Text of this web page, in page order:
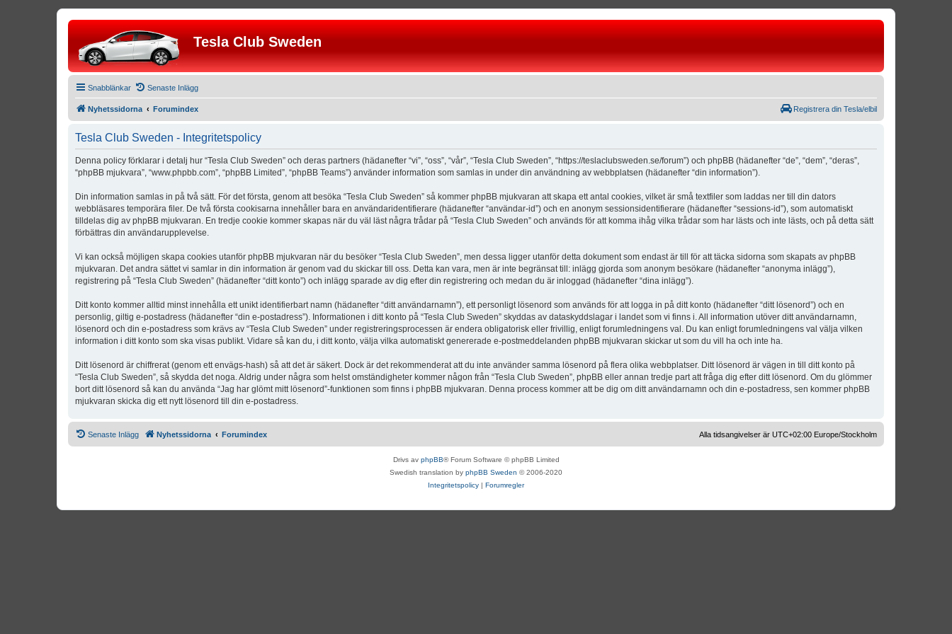
Tesla Club Sweden
Snabblänkar Senaste Inlägg
Nyhetssidorna Forumindex Registrera din Tesla/elbil
Tesla Club Sweden - Integritetspolicy
Denna policy förklarar i detalj hur “Tesla Club Sweden” och deras partners (hädanefter “vi”, “oss”, “vår”, “Tesla Club Sweden”, “https://teslaclubsweden.se/forum”) och phpBB (hädanefter “de”, “dem”, “deras”,
“phpBB mjukvara”, “www.phpbb.com”, “phpBB Limited”, “phpBB Teams”) använder information som samlas in under din användning av webbplatsen (hädanefter “din information”).
Din information samlas in på två sätt. För det första, genom att besöka “Tesla Club Sweden” så kommer phpBB mjukvaran att skapa ett antal cookies, vilket är små textfiler som laddas ner till din dators
webbläsares temporära filer. De två första cookisarna innehåller bara en användaridentifierare (hädanefter “användar-id”) och en anonym sessionsidentifierare (hädanefter “sessions-id”), som automatiskt
tilldelas dig av phpBB mjukvaran. En tredje cookie kommer skapas när du väl läst några trådar på “Tesla Club Sweden” och används för att komma ihåg vilka trådar som har lästs och inte lästs, och på detta sätt
förbättras din användarupplevelse.
Vi kan också möjligen skapa cookies utanför phpBB mjukvaran när du besöker “Tesla Club Sweden”, men dessa ligger utanför detta dokument som endast är till för att täcka sidorna som skapats av phpBB
mjukvaran. Det andra sättet vi samlar in din information är genom vad du skickar till oss. Detta kan vara, men är inte begränsat till: inlägg gjorda som anonym besökare (hädanefter “anonyma inlägg”),
registrering på “Tesla Club Sweden” (hädanefter “ditt konto”) och inlägg sparade av dig efter din registrering och medan du är inloggad (hädanefter “dina inlägg”).
Ditt konto kommer alltid minst innehålla ett unikt identifierbart namn (hädanefter “ditt användarnamn”), ett personligt lösenord som används för att logga in på ditt konto (hädanefter “ditt lösenord”) och en
personlig, giltig e-postadress (hädanefter “din e-postadress”). Informationen i ditt konto på “Tesla Club Sweden” skyddas av dataskyddslagar i landet som vi finns i. All information utöver ditt användarnamn,
lösenord och din e-postadress som krävs av “Tesla Club Sweden” under registreringsprocessen är endera obligatorisk eller frivillig, enligt forumledningens val. Du kan enligt forumledningens val välja vilken
information i ditt konto som ska visas publikt. Vidare så kan du, i ditt konto, välja vilka automatiskt genererade e-postmeddelanden phpBB mjukvaran skickar ut som du vill ha och inte ha.
Ditt lösenord är chiffrerat (genom ett envägs-hash) så att det är säkert. Dock är det rekommenderat att du inte använder samma lösenord på flera olika webbplatser. Ditt lösenord är vägen in till ditt konto på
“Tesla Club Sweden”, så skydda det noga. Aldrig under några som helst omständigheter kommer någon från “Tesla Club Sweden”, phpBB eller annan tredje part att fråga dig efter ditt lösenord. Om du glömmer
bort ditt lösenord så kan du använda “Jag har glömt mitt lösenord”-funktionen som finns i phpBB mjukvaran. Denna process kommer att be dig om ditt användarnamn och din e-postadress, sen kommer phpBB
mjukvaran skicka dig ett nytt lösenord till din e-postadress.
Senaste Inlägg Nyhetssidorna Forumindex Alla tidsangivelser är UTC+02:00 Europe/Stockholm
Drivs av phpBB® Forum Software © phpBB Limited
Swedish translation by phpBB Sweden © 2006-2020
Integritetspolicy | Forumregler